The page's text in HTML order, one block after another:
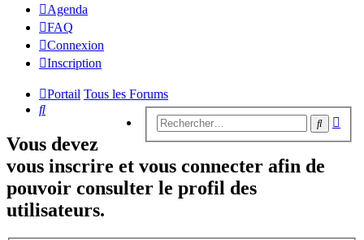
Agenda
FAQ
Connexion
Inscription
Portail Tous les Forums
Rechercher
Vous devez
vous inscrire et vous connecter afin de
pouvoir consulter le profil des
utilisateurs.